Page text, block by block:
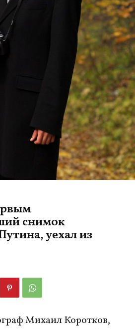
снимок
уехал из
Михаил Коротков,